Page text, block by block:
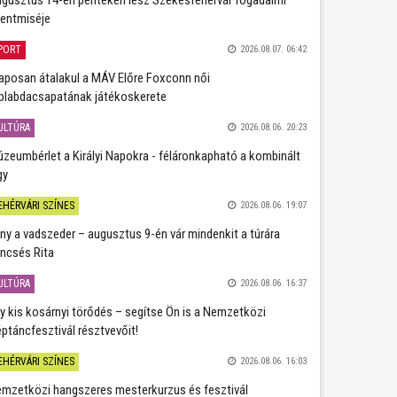
2026.08.07. 06:42
átalakul a MÁV Előre Foxconn női
játékoskerete
2026.08.06. 20:23
a Királyi Napokra - féláronkapható a kombinált
SZÍNES 2026.08.06. 19:07
a vadszeder – augusztus 9-én vár mindenkit a túrára
Rita
2026.08.06. 16:37
kis kosárnyi törődés – segítse Ön is a Nemzetközi
résztvevőit!
SZÍNES 2026.08.06. 16:03
hangszeres mesterkurzus és fesztivál